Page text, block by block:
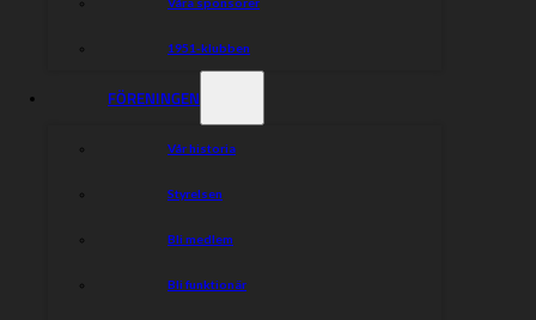
1951-klubben
FÖRENINGEN
Vår historia
Styrelsen
Bli medlem
Bli funktionär